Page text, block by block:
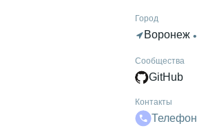
Город
Воронеж •
Сообщества
GitHub
Контакты
Телефон